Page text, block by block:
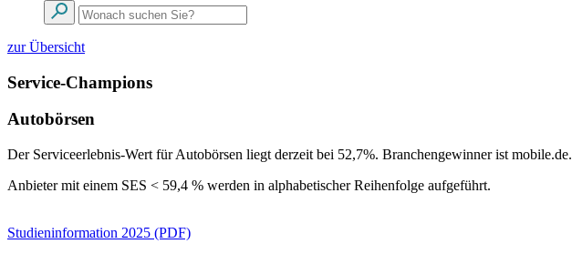
zur Übersicht
Service-Champions
Autobörsen
Der Serviceerlebnis-Wert für Autobörsen liegt derzeit bei 52,7%. Branchengewinner ist mobile.de.
Anbieter mit einem SES < 59,4 % werden in alphabetischer Reihenfolge aufgeführt.
Studieninformation 2025 (PDF)